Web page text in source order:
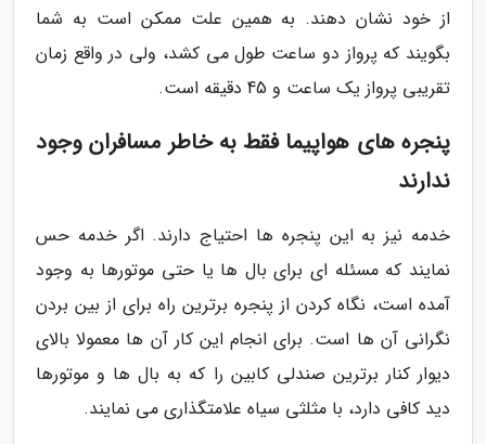
از خود نشان دهند. به همین علت ممکن است به شما
بگویند که پرواز دو ساعت طول می کشد، ولی در واقع زمان
تقریبی پرواز یک ساعت و 45 دقیقه است.
پنجره های هواپیما فقط به خاطر مسافران وجود
ندارند
خدمه نیز به این پنجره ها احتیاج دارند. اگر خدمه حس
نمایند که مسئله ای برای بال ها یا حتی موتورها به وجود
آمده است، نگاه کردن از پنجره برترین راه برای از بین بردن
نگرانی آن ها است. برای انجام این کار آن ها معمولا بالای
دیوار کنار برترین صندلی کابین را که به بال ها و موتورها
دید کافی دارد، با مثلثی سیاه علامتگذاری می نمایند.